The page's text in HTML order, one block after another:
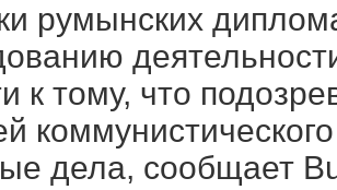
румынских
к тому, что
дела, сообщает